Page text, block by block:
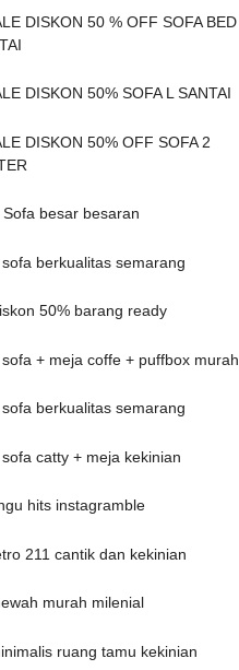
DISKON 50 % OFF SOFA BED
DISKON 50% SOFA L SANTAI
DISKON 50% OFF SOFA 2
Sofa besar besaran
berkualitas semarang
50% barang ready
+ meja coffe + puffbox murah
berkualitas semarang
catty + meja kekinian
hits instagramble
211 cantik dan kekinian
murah milenial
ruang tamu kekinian